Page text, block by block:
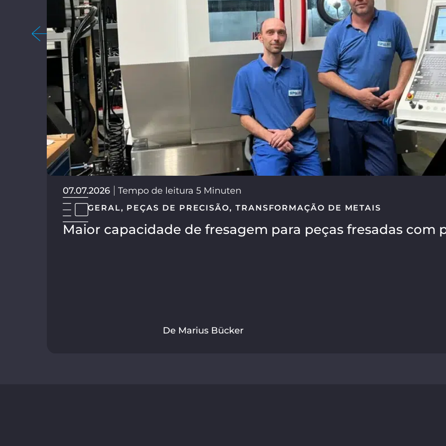
07.07.2026 Tempo de leitura 5 Minuten
GERAL, PEÇAS DE PRECISÃO, TRANSFORMAÇÃO DE METAIS
Maior capacidade de fresagem para peças fresadas com
De Marius Bücker